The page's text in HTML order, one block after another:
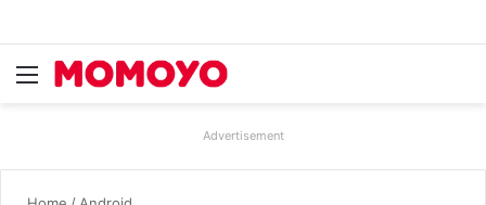
Menu
Advertisement